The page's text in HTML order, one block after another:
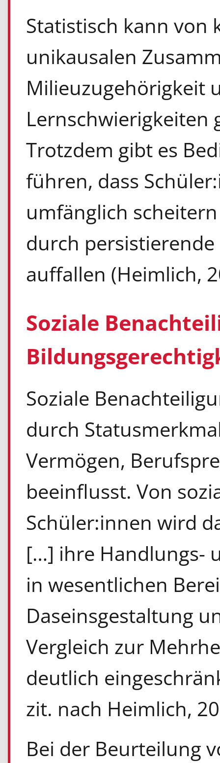
Statistisch kann von
unikausalen
Milieuzugehörigkeit
Lernschwierigkeiten
Trotzdem gibt es
führen, dass
umfänglich
durch
auffallen (Heimlich,
Soziale
Soziale
durch
Vermögen,
beeinflusst. Von
Schüler:innen wird
[…] ihre Handlungs-
in wesentlichen
Daseinsgestaltung
Vergleich zur
deutlich
zit. nach Heimlich,
Bei der Beurteilung